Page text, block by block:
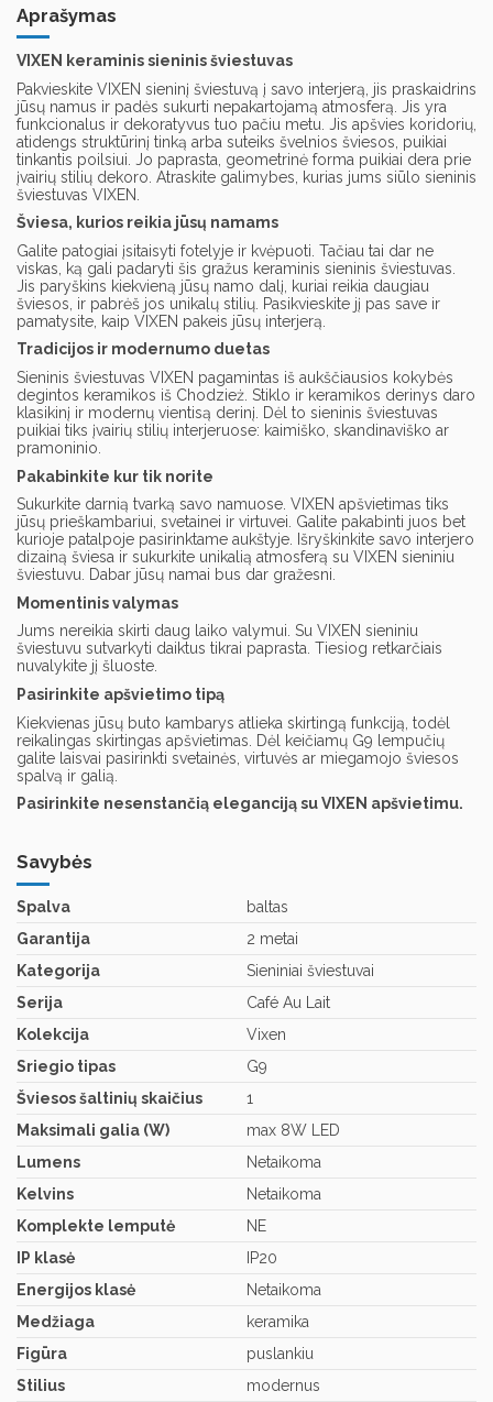
Aprašymas
VIXEN keraminis sieninis šviestuvas
Pakvieskite VIXEN sieninį šviestuvą į savo interjerą, jis praskaidrins
jūsų namus ir padės sukurti nepakartojamą atmosferą. Jis yra
funkcionalus ir dekoratyvus tuo pačiu metu. Jis apšvies koridorių,
atidengs struktūrinį tinką arba suteiks švelnios šviesos, puikiai
tinkantis poilsiui. Jo paprasta, geometrinė forma puikiai dera prie
įvairių stilių dekoro. Atraskite galimybes, kurias jums siūlo sieninis
šviestuvas VIXEN.
Šviesa, kurios reikia jūsų namams
Galite patogiai įsitaisyti fotelyje ir kvėpuoti. Tačiau tai dar ne
viskas, ką gali padaryti šis gražus keraminis sieninis šviestuvas.
Jis paryškins kiekvieną jūsų namo dalį, kuriai reikia daugiau
šviesos, ir pabrėš jos unikalų stilių. Pasikvieskite jį pas save ir
pamatysite, kaip VIXEN pakeis jūsų interjerą.
Tradicijos ir modernumo duetas
Sieninis šviestuvas VIXEN pagamintas iš aukščiausios kokybės
degintos keramikos iš Chodzież. Stiklo ir keramikos derinys daro
klasikinį ir modernų vientisą derinį. Dėl to sieninis šviestuvas
puikiai tiks įvairių stilių interjeruose: kaimiško, skandinaviško ar
pramoninio.
Pakabinkite kur tik norite
Sukurkite darnią tvarką savo namuose. VIXEN apšvietimas tiks
jūsų prieškambariui, svetainei ir virtuvei. Galite pakabinti juos bet
kurioje patalpoje pasirinktame aukštyje. Išryškinkite savo interjero
dizainą šviesa ir sukurkite unikalią atmosferą su VIXEN sieniniu
šviestuvu. Dabar jūsų namai bus dar gražesni.
Momentinis valymas
Jums nereikia skirti daug laiko valymui. Su VIXEN sieniniu
šviestuvu sutvarkyti daiktus tikrai paprasta. Tiesiog retkarčiais
nuvalykite jį šluoste.
Pasirinkite apšvietimo tipą
Kiekvienas jūsų buto kambarys atlieka skirtingą funkciją, todėl
reikalingas skirtingas apšvietimas. Dėl keičiamų G9 lempučių
galite laisvai pasirinkti svetainės, virtuvės ar miegamojo šviesos
spalvą ir galią.
Pasirinkite nesenstančią eleganciją su VIXEN apšvietimu.
Savybės
Spalva
baltas
Garantija
2 metai
Kategorija
Sieniniai šviestuvai
Serija
Café Au Lait
Kolekcija
Vixen
Sriegio tipas
G9
Šviesos šaltinių skaičius
1
Maksimali galia (W)
max 8W LED
Lumens
Netaikoma
Kelvins
Netaikoma
Komplekte lemputė
NE
IP klasė
IP20
Energijos klasė
Netaikoma
Medžiaga
keramika
Figūra
puslankiu
Stilius
modernus